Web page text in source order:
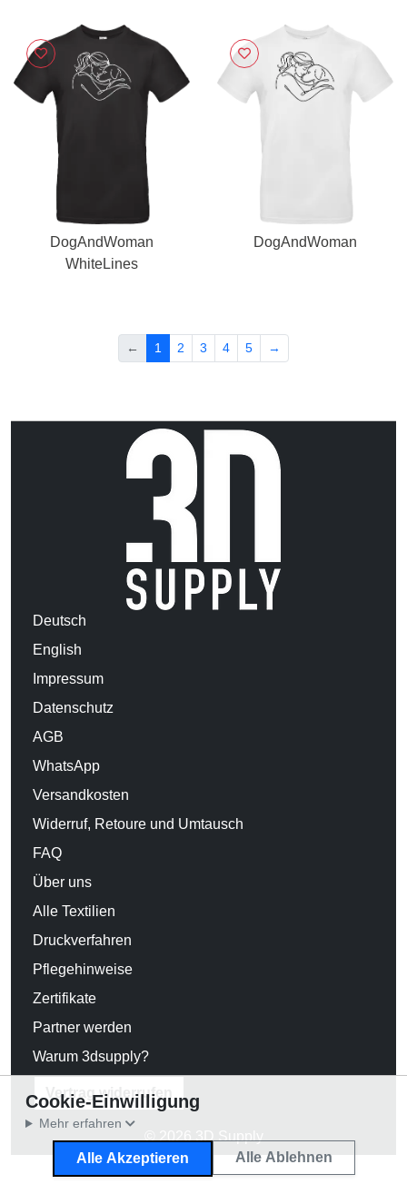
DogAndWoman
WhiteLines
DogAndWoman
← 1 2 3 4 5 →
Deutsch
English
Impressum
Datenschutz
AGB
WhatsApp
Versandkosten
Widerruf, Retoure und Umtausch
FAQ
Über uns
Alle Textilien
Druckverfahren
Pflegehinweise
Zertifikate
Partner werden
Warum 3dsupply?
Vertrag widerrufen
© 2026 3D Supply
Cookie-Einwilligung
Mehr erfahren
Alle Akzeptieren Alle Ablehnen